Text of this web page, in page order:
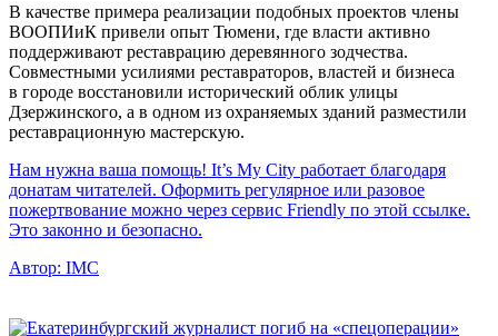
В качестве примера реализации подобных проектов члены
ВООПИиК привели опыт Тюмени, где власти активно
поддерживают реставрацию деревянного зодчества.
Совместными усилиями реставраторов, властей и бизнеса
в городе восстановили исторический облик улицы
Дзержинского, а в одном из охраняемых зданий разместили
реставрационную мастерскую.
Нам нужна ваша помощь! It’s My City работает благодаря
донатам читателей. Оформить регулярное или разовое
пожертвование можно через сервис Friendly по этой ссылке.
Это законно и безопасно.
Автор: IMC